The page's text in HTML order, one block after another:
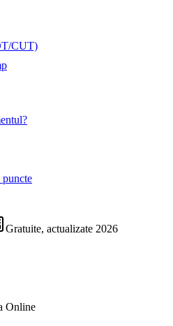
CUT)
Gratuite, actualizate 2026
Online